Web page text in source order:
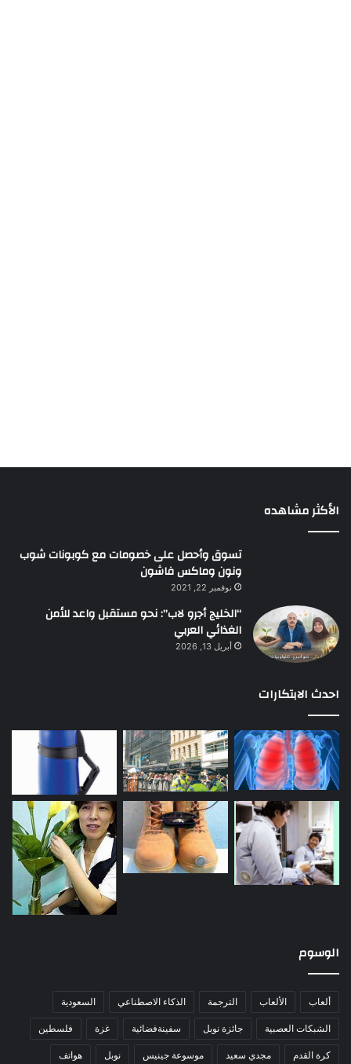
الأكثر مشاهده
تسوق وأحصل على خصومات مع كوبونات شوب
ونون وماكس فاشون
نوفمبر 22, 2021
“الخليج أجرو لاب”: نحو مستقبل واعد للأمن
الغذائي العربي
أبريل 13, 2026
احدث الابتكارات
الوسوم
ألعاب الألعاب الترجمة الذكاء الاصطناعي السعودية
الشبكات العصبية جائزة نوبل سفينةفضائية غزة فلسطين
كرة القدم مجدي سعيد موسوعة جينيس نوبل هواتف